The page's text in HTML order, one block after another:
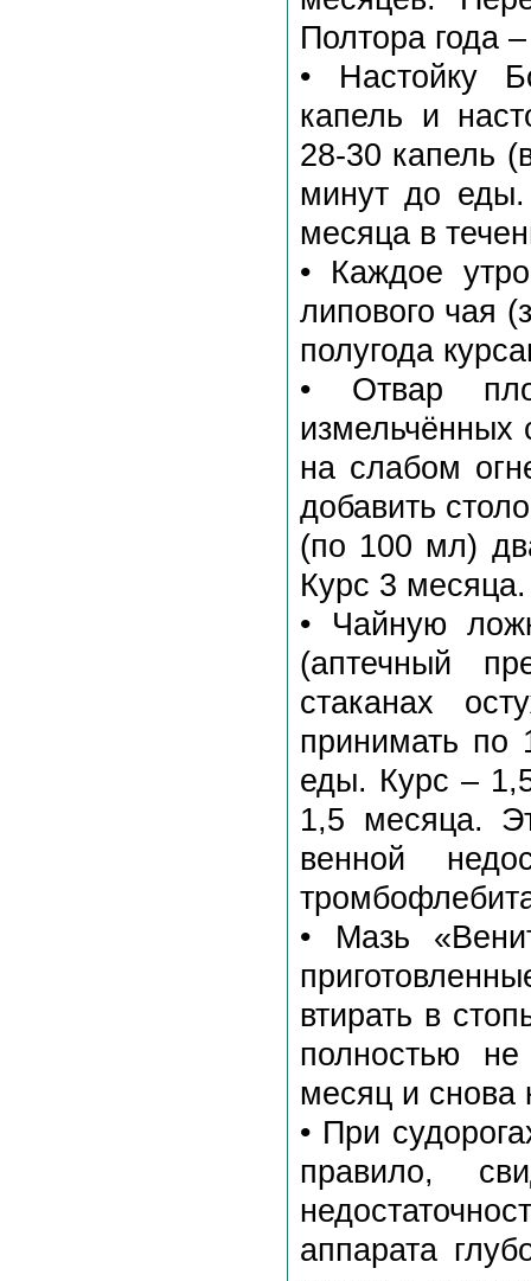
Полтора года
• Настойку
капель и
28-30 капель
минут до
месяца в
• Каждое
липового чая
полугода
• Отвар
измельчённых
на слабом
добавить
(по 100 мл)
Курс 3
• Чайную
(аптечный
стаканах
принимать по
еды. Курс –
1,5 месяца.
венной
• Мазь
втирать в
полностью
месяц и снова
• При
правило,
аппарата